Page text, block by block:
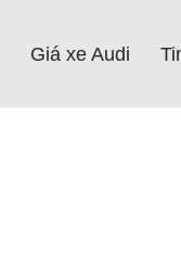
Giá xe Audi